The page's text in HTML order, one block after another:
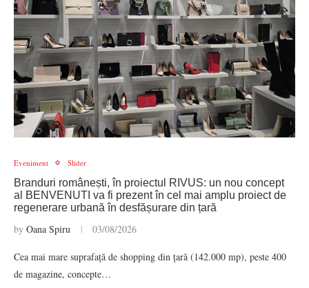
Eveniment Slider
Branduri românești, în proiectul RIVUS: un nou concept
al BENVENUTI va fi prezent în cel mai amplu proiect de
regenerare urbană în desfășurare din țară
by Oana Spiru 03/08/2026
Cea mai mare suprafață de shopping din țară (142.000 mp), peste 400
de magazine, concepte…